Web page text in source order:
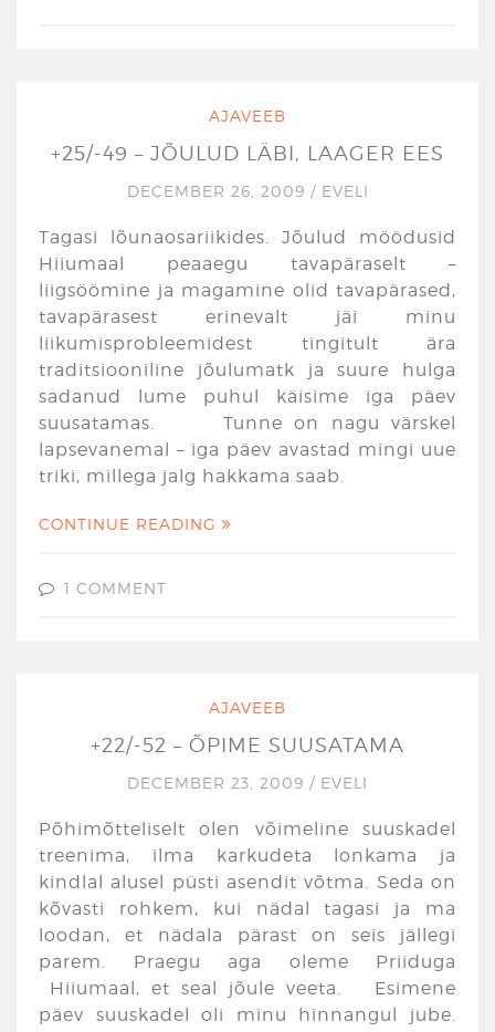
AJAVEEB
+25/-49 – JÕULUD LÄBI, LAAGER EES
DECEMBER 26, 2009 / EVELI
Tagasi lõunaosariikides. Jõulud möödusid
Hiiumaal peaaegu tavapäraselt –
liigsöömine ja magamine olid tavapärased,
tavapärasest erinevalt jäi minu
liikumisprobleemidest tingitult ära
traditsiooniline jõulumatk ja suure hulga
sadanud lume puhul käisime iga päev
suusatamas. Tunne on nagu värskel
lapsevanemal – iga päev avastad mingi uue
triki, millega jalg hakkama saab.
CONTINUE READING
1 COMMENT
AJAVEEB
+22/-52 – ÕPIME SUUSATAMA
DECEMBER 23, 2009 / EVELI
Põhimõtteliselt olen võimeline suuskadel
treenima, ilma karkudeta lonkama ja
kindlal alusel püsti asendit võtma. Seda on
kõvasti rohkem, kui nädal tagasi ja ma
loodan, et nädala pärast on seis jällegi
parem. Praegu aga oleme Priiduga
Hiiumaal, et seal jõule veeta. Esimene
päev suuskadel oli minu hinnangul jube.